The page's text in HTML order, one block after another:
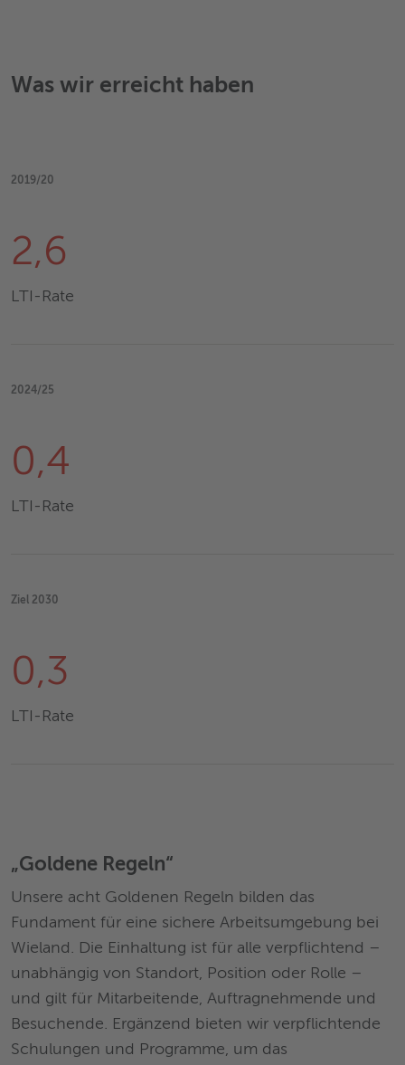
Was wir erreicht haben
2019/20
2,6
LTI-Rate
2024/25
0,4
LTI-Rate
Ziel 2030
0,3
LTI-Rate
„Goldene Regeln“
Unsere acht Goldenen Regeln bilden das
Fundament für eine sichere Arbeitsumgebung bei
Wieland. Die Einhaltung ist für alle verpflichtend –
unabhängig von Standort, Position oder Rolle –
und gilt für Mitarbeitende, Auftragnehmende und
Besuchende. Ergänzend bieten wir verpflichtende
Schulungen und Programme, um das